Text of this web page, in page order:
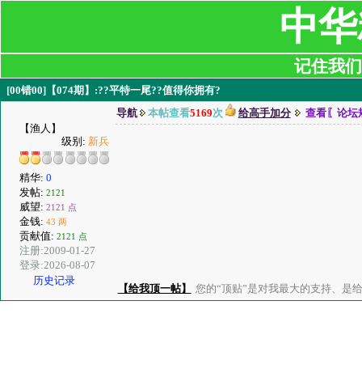
中
记住我
[00错00]【074期】:??平特一尾??值得你拥有?
【渔人】
级别: 新兵
精华: 0
发帖: 2121
威望: 2121 点
金钱: 43 两
贡献值: 2121 点
注册:2009-01-27
登录:2026-08-07
历史记录
导航 本帖查看5169次 给高手加分 查看〖论坛
【给我顶一帖】 您的“顶贴”是对我最大的支持、是